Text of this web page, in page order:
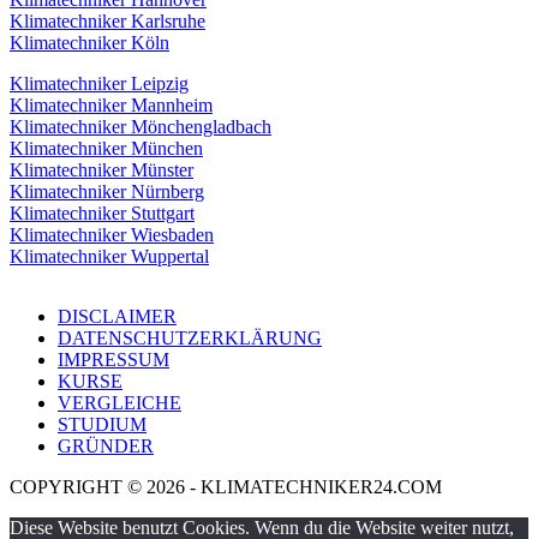
Klimatechniker Karlsruhe
Klimatechniker Köln
Klimatechniker Leipzig
Klimatechniker Mannheim
Klimatechniker Mönchengladbach
Klimatechniker München
Klimatechniker Münster
Klimatechniker Nürnberg
Klimatechniker Stuttgart
Klimatechniker Wiesbaden
Klimatechniker Wuppertal
DISCLAIMER
DATENSCHUTZERKLÄRUNG
IMPRESSUM
KURSE
VERGLEICHE
STUDIUM
GRÜNDER
COPYRIGHT © 2026 - KLIMATECHNIKER24.COM
Diese Website benutzt Cookies. Wenn du die Website weiter nutzt,